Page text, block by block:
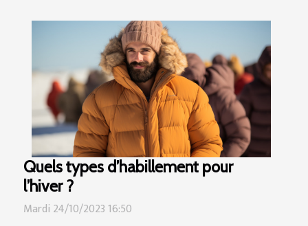
Quels types d’habillement pour
l’hiver ?
Mardi 24/10/2023 16:50